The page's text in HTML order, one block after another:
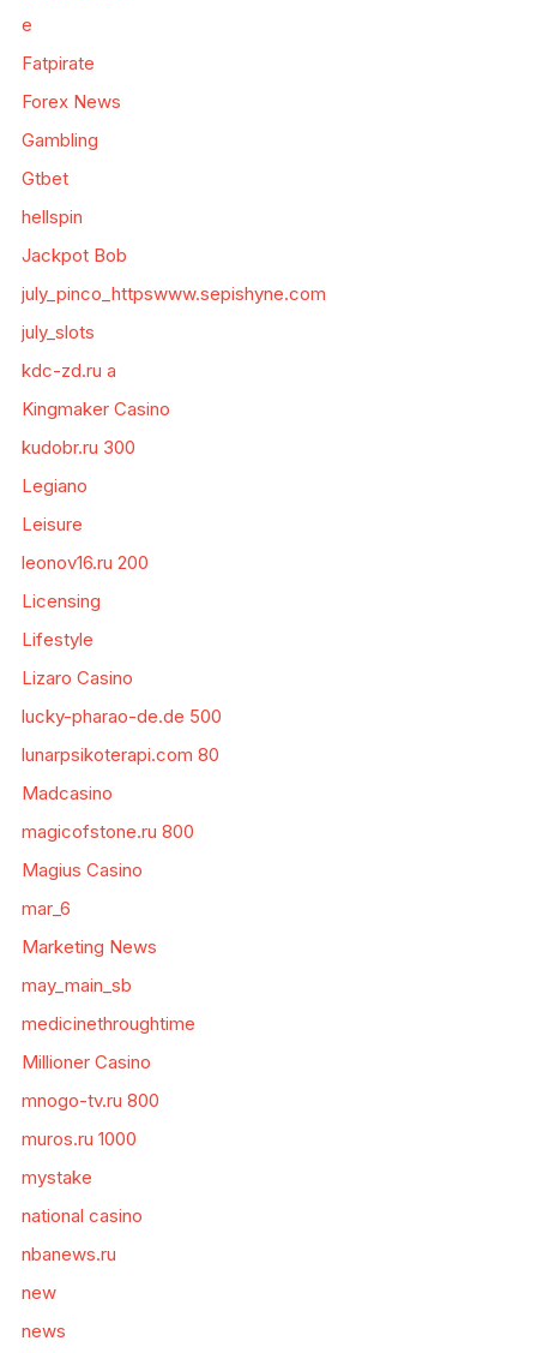
e
Fatpirate
Forex News
Gambling
Gtbet
hellspin
Jackpot Bob
july_pinco_httpswww.sepishyne.com
july_slots
kdc-zd.ru a
Kingmaker Casino
kudobr.ru 300
Legiano
Leisure
leonov16.ru 200
Licensing
Lifestyle
Lizaro Casino
lucky-pharao-de.de 500
lunarpsikoterapi.com 80
Madcasino
magicofstone.ru 800
Magius Casino
mar_6
Marketing News
may_main_sb
medicinethroughtime
Millioner Casino
mnogo-tv.ru 800
muros.ru 1000
mystake
national casino
nbanews.ru
new
news